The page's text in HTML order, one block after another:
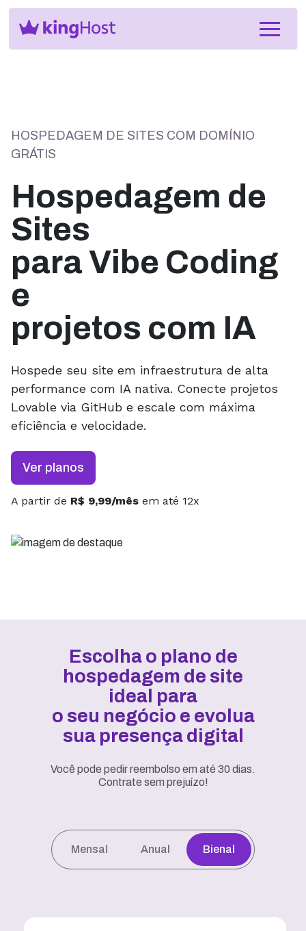
HOSPEDAGEM DE SITES COM DOMÍNIO
GRÁTIS
Hospedagem de
Sites
para Vibe Coding
e
projetos com IA
Hospede seu site em infraestrutura de alta
performance com IA nativa. Conecte projetos
Lovable via GitHub e escale com máxima
eficiência e velocidade.
Ver planos
A partir de R$ 9,99/mês em até 12x
Escolha o plano de
hospedagem de site
ideal para
o seu negócio e evolua
sua presença digital
Você pode pedir reembolso em até 30 dias.
Contrate sem prejuízo!
Mensal Anual Bienal